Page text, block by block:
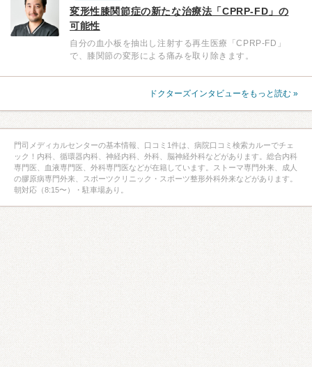
変形性膝関節症の新たな治療法「CPRP-FD」の
可能性
自分の血小板を抽出し注射する再生医療「CPRP-FD」
で、膝関節の変形による痛みを取り除きます。
ドクターズインタビューをもっと読む »
門司メディカルセンターの基本情報、口コミ1件は、病院口コミ検索カルーでチェ
ック！内科、循環器内科、神経内科、外科、脳神経外科などがあります。総合内科
専門医、血液専門医、外科専門医などが在籍しています。ストーマ専門外来、成人
の膠原病専門外来、スポーツクリニック・スポーツ整形外科外来などがあります。
朝対応（8:15〜）・駐車場あり。